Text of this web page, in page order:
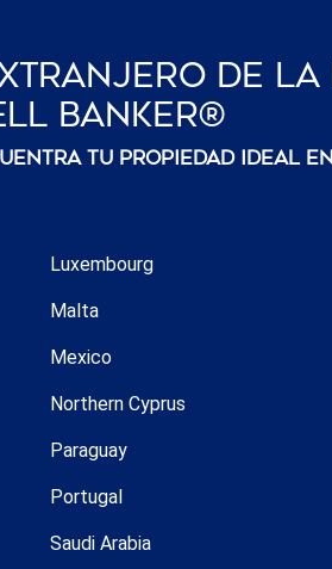
De La
Banker®
tu propiedad ideal
Luxembourg
Malta
Mexico
Northern Cyprus
Paraguay
Portugal
Saudi Arabia